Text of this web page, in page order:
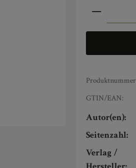
Produkt
GTIN/EAN:
Autor(en):
Seitenzahl:
Verlag /